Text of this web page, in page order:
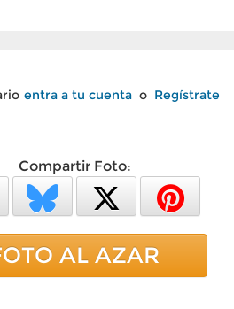
entra a tu cuenta o Regístrate
Compartir Foto:
AL AZAR